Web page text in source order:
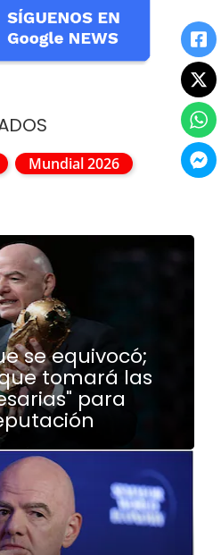
Mundial 2026
se equivocó;
tomará las
para